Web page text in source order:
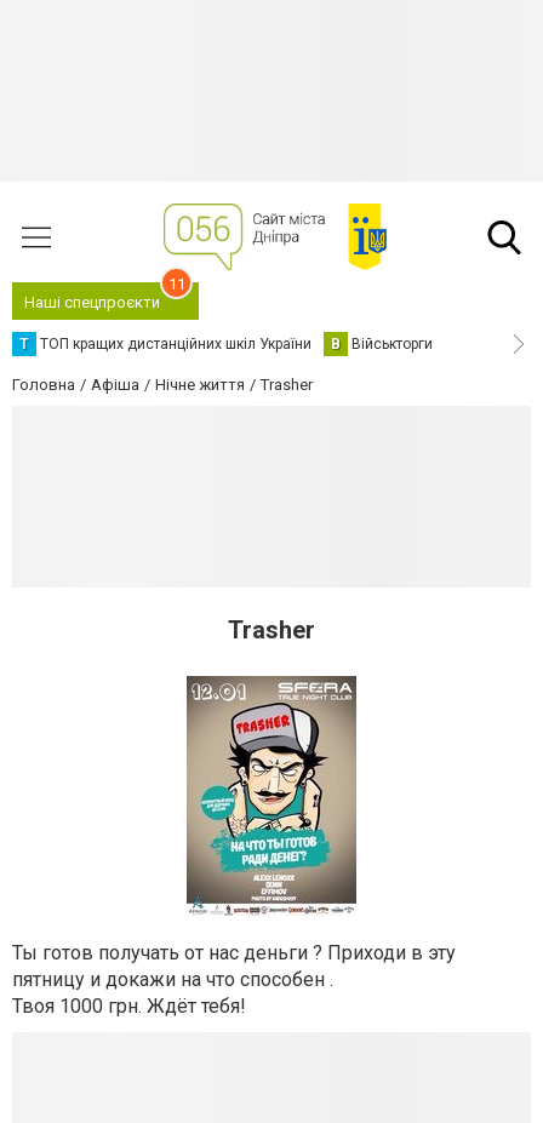
Наші спецпроєкти
11
Т ТОП кращих дистанційних шкіл України В Військторги
Головна Афіша Нічне життя Trasher
Trasher
Ты готов получать от нас деньги ? Приходи в эту
пятницу и докажи на что способен .
Твоя 1000 грн. Ждёт тебя!